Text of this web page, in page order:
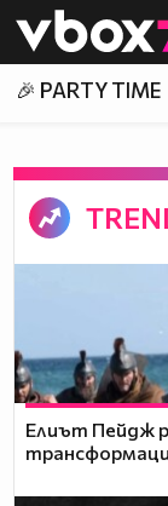
👾
🎉 PARTY TIME
Елиът Пейдж